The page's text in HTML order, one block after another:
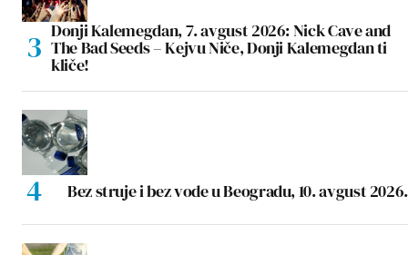
Donji Kalemegdan, 7. avgust 2026: Nick Cave and
The Bad Seeds – Kejvu Niče, Donji Kalemegdan ti
kliče!
Bez struje i bez vode u Beogradu, 10. avgust 2026.